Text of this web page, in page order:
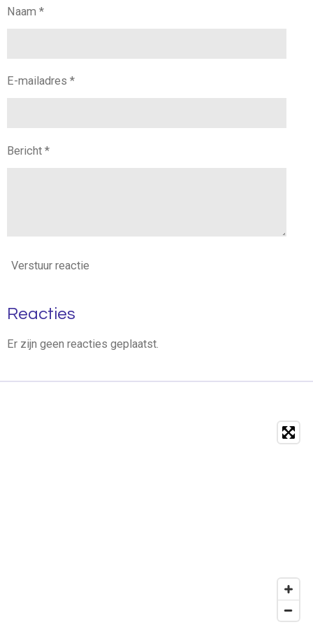
Naam *
E-mailadres *
Bericht *
Verstuur reactie
Reacties
Er zijn geen reacties geplaatst.